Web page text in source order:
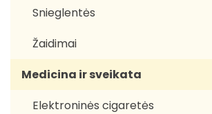
Snieglentės
Žaidimai
Medicina ir sveikata
Elektroninės cigaretės